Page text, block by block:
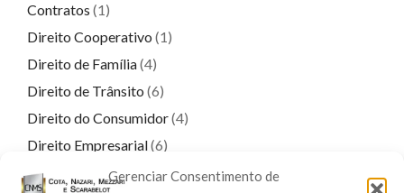
Gerenciar Consentimento de
Contratos (1)
Direito Cooperativo (1)
Direito de Família(4)
Direito de Trânsito (6)
Direito do Consumidor(4)
Direito Empresarial(6)
Direito Penal (17)